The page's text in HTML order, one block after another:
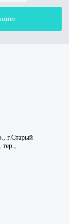
г.Старый